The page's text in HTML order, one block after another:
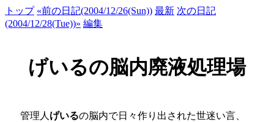
トップ «前の日記(2004/12/26(Sun)) 最新 次の日記
(2004/12/28(Tue))» 編集
げいるの脳内廃液処理場
管理人 げいるの脳内で日々作り出された世迷い言、